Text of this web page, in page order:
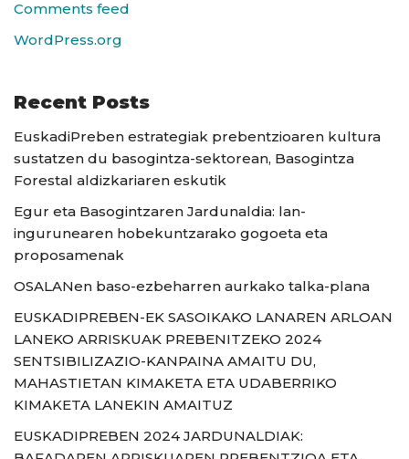
Comments feed
WordPress.org
Recent Posts
EuskadiPreben estrategiak prebentzioaren kultura
sustatzen du basogintza-sektorean, Basogintza
Forestal aldizkariaren eskutik
Egur eta Basogintzaren Jardunaldia: lan-
ingurunearen hobekuntzarako gogoeta eta
proposamenak
OSALANen baso-ezbeharren aurkako talka-plana
EUSKADIPREBEN-EK SASOIKAKO LANAREN ARLOAN
LANEKO ARRISKUAK PREBENITZEKO 2024
SENTSIBILIZAZIO-KANPAINA AMAITU DU,
MAHASTIETAN KIMAKETA ETA UDABERRIKO
KIMAKETA LANEKIN AMAITUZ
EUSKADIPREBEN 2024 JARDUNALDIAK: